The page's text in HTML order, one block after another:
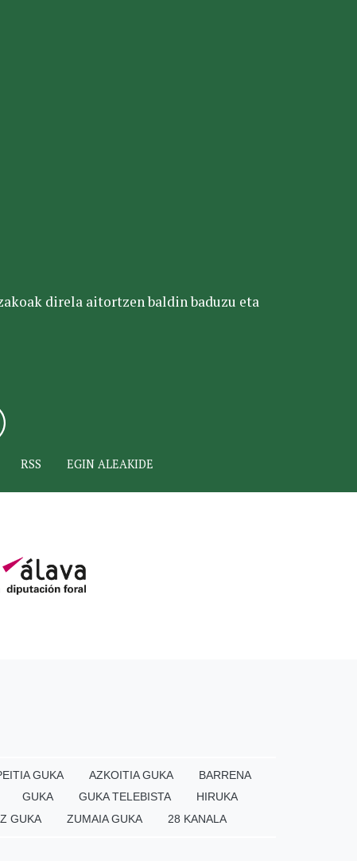
direla aitortzen baldin baduzu eta
RSS EGIN ALEAKIDE
GUKA AZKOITIA GUKA
BARRENA
GUKA GUKA TELEBISTA
HIRUKA
GUKA ZUMAIA GUKA 28 KANALA